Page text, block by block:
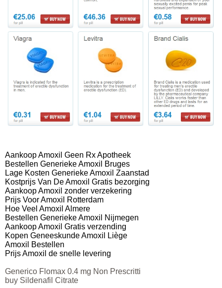
Aankoop Amoxil Geen Rx Apotheek
Bestellen Generieke Amoxil Bruges
Lage Kosten Generieke Amoxil Zaanstad
Kostprijs Van De Amoxil Gratis bezorging
Aankoop Amoxil zonder verzekering
Prijs Voor Amoxil Rotterdam
Hoe Veel Amoxil Almere
Bestellen Generieke Amoxil Nijmegen
Aankoop Amoxil Gratis verzending
Kopen Geneeskunde Amoxil Liège
Amoxil Bestellen
Prijs Amoxil de snelle levering
Generico Flomax 0.4 mg Non Prescritti
buy Sildenafil Citrate